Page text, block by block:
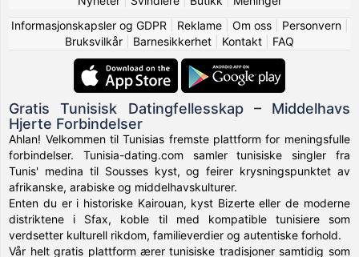
Informasjonskapsler og GDPR
Reklame| Om oss| Personvern|
Bruksvilkår
Barnesikkerhet Kontakt FAQ
Gratis Tunisisk Datingfellesskap – Middelhavs
Hjerte Forbindelser
Ahlan! Velkommen til Tunisias fremste plattform for meningsfulle
forbindelser. Tunisia-dating.com samler tunisiske singler fra
Tunis' medina til Sousses kyst, og feirer krysningspunktet av
afrikanske, arabiske og middelhavskulturer.
Enten du er i historiske Kairouan, kyst Bizerte eller de moderne
distriktene i Sfax, koble til med kompatible tunisiere som
verdsetter kulturell rikdom, familieverdier og autentiske forhold.
Vår helt gratis plattform ærer tunisiske tradisjoner samtidig som